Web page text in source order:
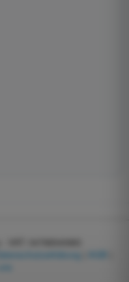
Datenschutzerklärung